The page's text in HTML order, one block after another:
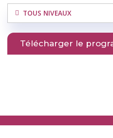
TOUS NIVEAUX
Télécharger le